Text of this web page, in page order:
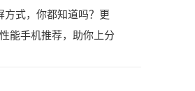
方式，你都知道吗？更
能手机推荐，助你上分